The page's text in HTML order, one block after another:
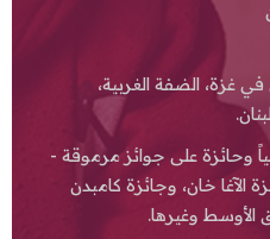
غزة، الضفة الغربية،
وحائزة على جوائز مرموقة -
الآغا خان، وجائزة كامبدن
الأوسط وغيرها.